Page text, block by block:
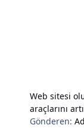
Web sitesi
araçlarını
Gönderen: